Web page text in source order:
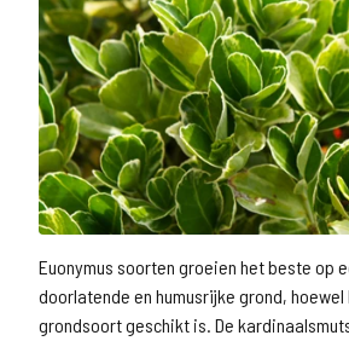
Euonymus soorten groeien het beste op
doorlatende en humusrijke grond,
grondsoort geschikt is. De